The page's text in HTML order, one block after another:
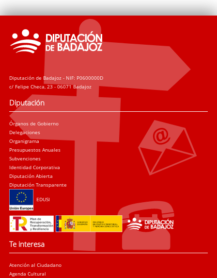
Diputación de Badajoz - NIF: P0600000D
c/ Felipe Checa, 23 - 06071 Badajoz
Diputación
Órganos de Gobierno
Delegaciones
Organigrama
Presupuestos Anuales
Subvenciones
Identidad Corporativa
Diputación Abierta
Diputación Transparente
EDUSI
Te interesa
Atención al Ciudadano
Agenda Cultural